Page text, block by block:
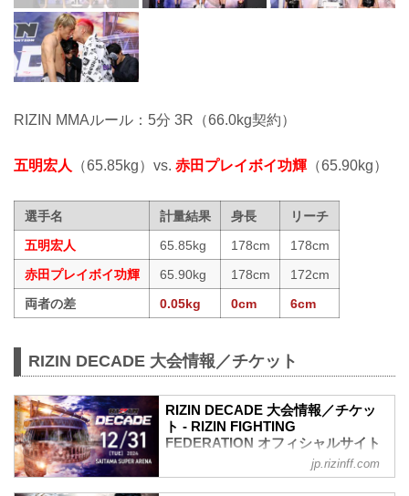
RIZIN MMAルール：5分 3R（66.0kg契約）
五明宏人 （65.85kg）vs. 赤田プレイボイ功輝 （65.90kg）
選手名 計量結果 身長
リーチ
五明宏人
65.85kg 178cm
178cm
赤田プレイボイ功輝
65.90kg 178cm
172cm
両者の差
0.05kg 0cm 6cm
RIZIN DECADE 大会情報／チケット
RIZIN DECADE 大会情報／チケッ
ト - RIZIN FIGHTING
FEDERATION オフィシャルサイト
jp.rizinff.com